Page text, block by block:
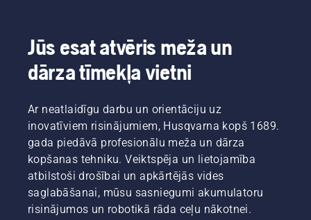
Jūs esat atvēris meža un
dārza tīmekļa vietni
Ar neatlaidīgu darbu un orientāciju uz
inovatīviem risinājumiem, Husqvarna kopš 1689.
gada piedāvā profesionālu meža un dārza
kopšanas tehniku. Veiktspēja un lietojamība
atbilstoši drošībai un apkārtējās vides
saglabāšanai, mūsu sasniegumi akumulatoru
risinājumos un robotikā rāda ceļu nākotnei.